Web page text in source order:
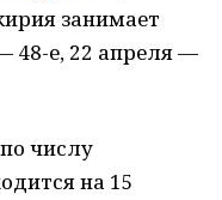
занимает
48-е, 22 апреля —
числу
на 15